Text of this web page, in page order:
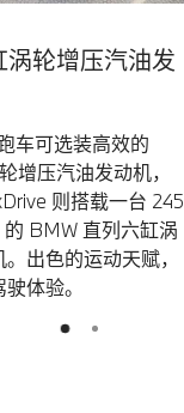
轮增压汽油发
车可选装高效的
增压汽油发动机，
则搭载一台 245
BMW 直列六缸涡
出色的运动天赋，
体验。
1 2